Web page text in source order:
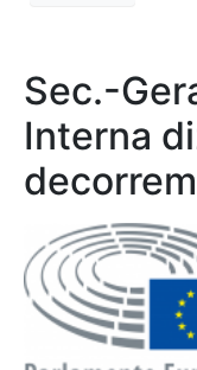
Sec.-
Interna